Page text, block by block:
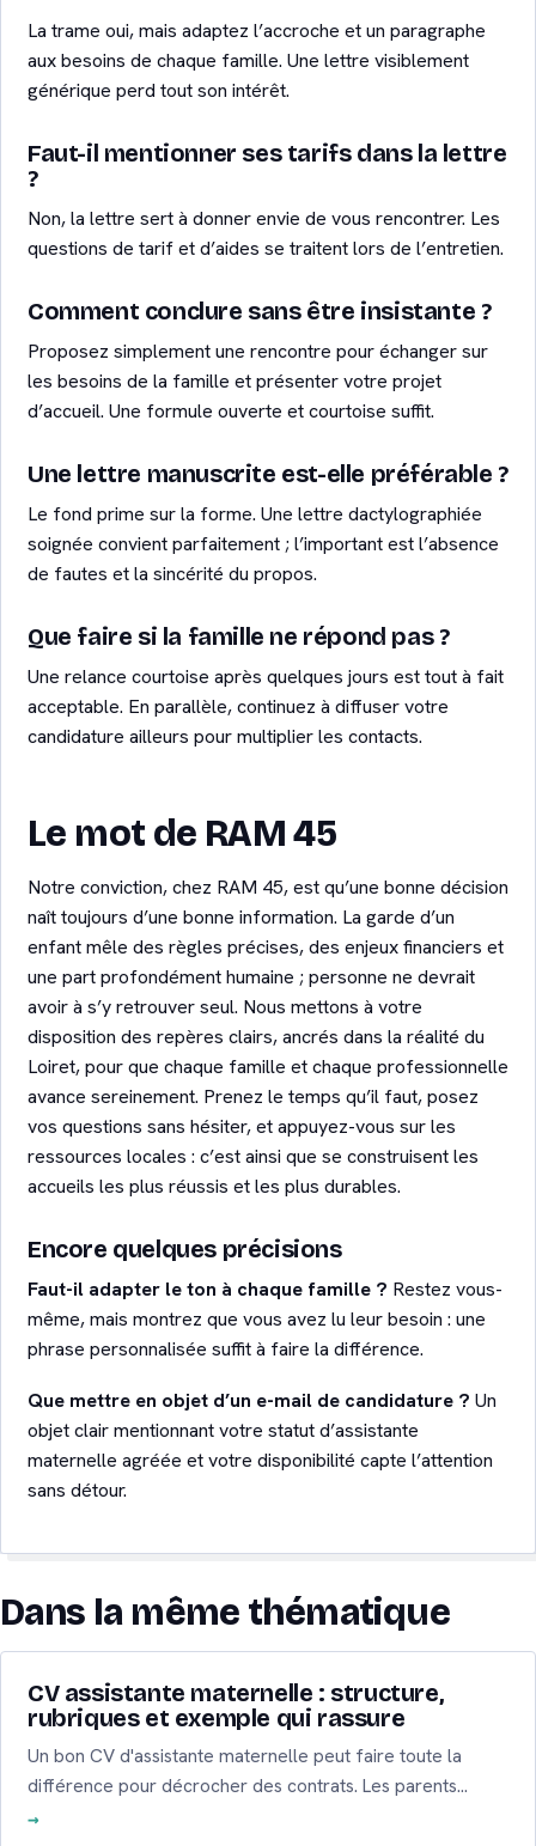
La trame oui, mais adaptez l’accroche et un paragraphe
aux besoins de chaque famille. Une lettre visiblement
générique perd tout son intérêt.
Faut-il mentionner ses tarifs dans la lettre
?
Non, la lettre sert à donner envie de vous rencontrer. Les
questions de tarif et d’aides se traitent lors de l’entretien.
Comment conclure sans être insistante ?
Proposez simplement une rencontre pour échanger sur
les besoins de la famille et présenter votre projet
d’accueil. Une formule ouverte et courtoise suffit.
Une lettre manuscrite est-elle préférable ?
Le fond prime sur la forme. Une lettre dactylographiée
soignée convient parfaitement ; l’important est l’absence
de fautes et la sincérité du propos.
Que faire si la famille ne répond pas ?
Une relance courtoise après quelques jours est tout à fait
acceptable. En parallèle, continuez à diffuser votre
candidature ailleurs pour multiplier les contacts.
Le mot de RAM 45
Notre conviction, chez RAM 45, est qu’une bonne décision
naît toujours d’une bonne information. La garde d’un
enfant mêle des règles précises, des enjeux financiers et
une part profondément humaine ; personne ne devrait
avoir à s’y retrouver seul. Nous mettons à votre
disposition des repères clairs, ancrés dans la réalité du
Loiret, pour que chaque famille et chaque professionnelle
avance sereinement. Prenez le temps qu’il faut, posez
vos questions sans hésiter, et appuyez-vous sur les
ressources locales : c’est ainsi que se construisent les
accueils les plus réussis et les plus durables.
Encore quelques précisions
Faut-il adapter le ton à chaque famille ? Restez vous-
même, mais montrez que vous avez lu leur besoin : une
phrase personnalisée suffit à faire la différence.
Que mettre en objet d’un e-mail de candidature ? Un
objet clair mentionnant votre statut d’assistante
maternelle agréée et votre disponibilité capte l’attention
sans détour.
Dans la même thématique
CV assistante maternelle : structure,
rubriques et exemple qui rassure
Un bon CV d'assistante maternelle peut faire toute la
différence pour décrocher des contrats. Les parents…